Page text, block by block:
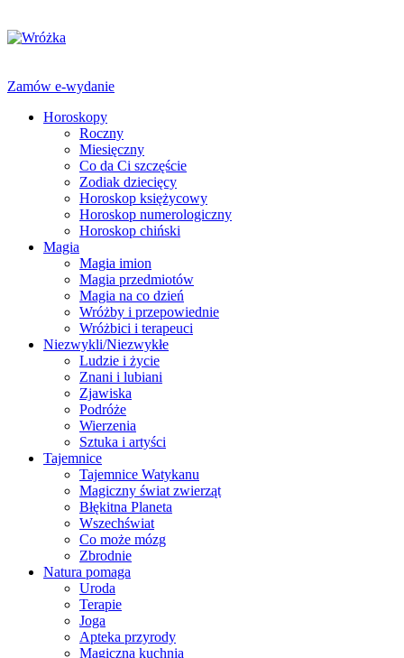
Zamów e-wydanie
Horoskopy
Roczny
Miesięczny
Co da Ci szczęście
Zodiak dziecięcy
Horoskop księżycowy
Horoskop numerologiczny
Horoskop chiński
Magia
Magia imion
Magia przedmiotów
Magia na co dzień
Wróżby i przepowiednie
Wróżbici i terapeuci
Niezwykli/Niezwykłe
Ludzie i życie
Znani i lubiani
Zjawiska
Podróże
Wierzenia
Sztuka i artyści
Tajemnice
Tajemnice Watykanu
Magiczny świat zwierząt
Błękitna Planeta
Wszechświat
Co może mózg
Zbrodnie
Natura pomaga
Uroda
Terapie
Joga
Apteka przyrody
Magiczna kuchnia